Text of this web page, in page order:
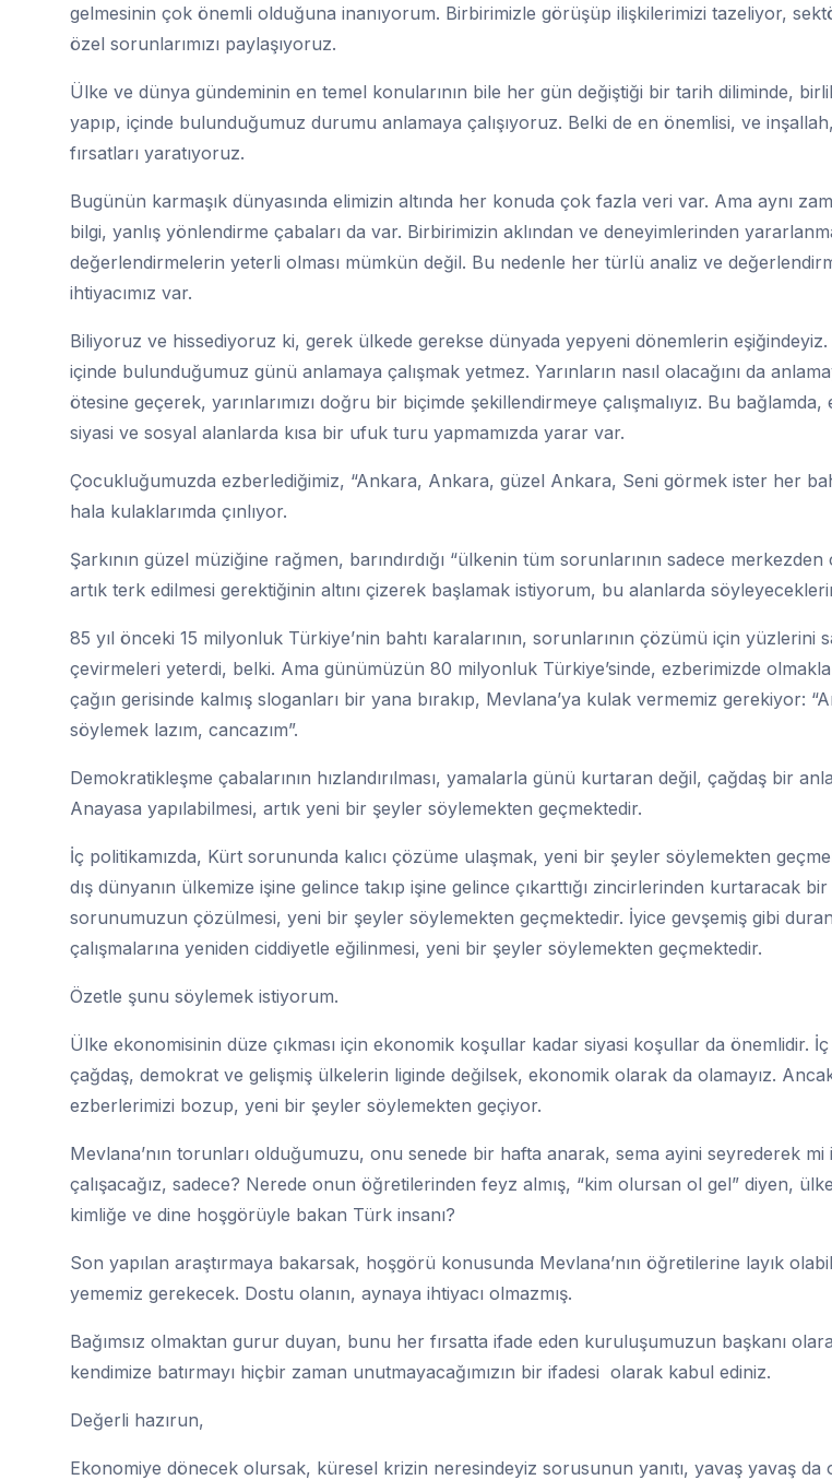
gelmesinin çok önemli olduğuna inanıyorum. Birbirimizle görüşüp ilişkilerimizi tazeliyor,
özel sorunlarımızı paylaşıyoruz.
Ülke ve dünya gündeminin en temel konularının bile her gün değiştiği bir tarih diliminde,
yapıp, içinde bulunduğumuz durumu anlamaya çalışıyoruz. Belki de en önemlisi, ve
fırsatları yaratıyoruz.
Bugünün karmaşık dünyasında elimizin altında her konuda çok fazla veri var. Ama aynı
bilgi, yanlış yönlendirme çabaları da var. Birbirimizin aklından ve deneyimlerinden
değerlendirmelerin yeterli olması mümkün değil. Bu nedenle her türlü analiz ve
ihtiyacımız var.
Biliyoruz ve hissediyoruz ki, gerek ülkede gerekse dünyada yepyeni dönemlerin
içinde bulunduğumuz günü anlamaya çalışmak yetmez. Yarınların nasıl olacağını da
ötesine geçerek, yarınlarımızı doğru bir biçimde şekillendirmeye çalışmalıyız. Bu
siyasi ve sosyal alanlarda kısa bir ufuk turu yapmamızda yarar var.
Çocukluğumuzda ezberlediğimiz, “Ankara, Ankara, güzel Ankara, Seni görmek ister her
hala kulaklarımda çınlıyor.
Şarkının güzel müziğine rağmen, barındırdığı “ülkenin tüm sorunlarının sadece merkezden
artık terk edilmesi gerektiğinin altını çizerek başlamak istiyorum, bu alanlarda
85 yıl önceki 15 milyonluk Türkiye’nin bahtı karalarının, sorunlarının çözümü için yüzlerini
çevirmeleri yeterdi, belki. Ama günümüzün 80 milyonluk Türkiye’sinde, ezberimizde
çağın gerisinde kalmış sloganları bir yana bırakıp, Mevlana’ya kulak vermemiz gerekiyor:
söylemek lazım, cancazım”.
Demokratikleşme çabalarının hızlandırılması, yamalarla günü kurtaran değil, çağdaş bir
Anayasa yapılabilmesi, artık yeni bir şeyler söylemekten geçmektedir.
İç politikamızda, Kürt sorununda kalıcı çözüme ulaşmak, yeni bir şeyler söylemekten
dış dünyanın ülkemize işine gelince takıp işine gelince çıkarttığı zincirlerinden kurtaracak bir
sorunumuzun çözülmesi, yeni bir şeyler söylemekten geçmektedir. İyice gevşemiş gibi
çalışmalarına yeniden ciddiyetle eğilinmesi, yeni bir şeyler söylemekten geçmektedir.
Özetle şunu söylemek istiyorum.
Ülke ekonomisinin düze çıkması için ekonomik koşullar kadar siyasi koşullar da önemlidir. İç
çağdaş, demokrat ve gelişmiş ülkelerin liginde değilsek, ekonomik olarak da olamayız.
ezberlerimizi bozup, yeni bir şeyler söylemekten geçiyor.
Mevlana’nın torunları olduğumuzu, onu senede bir hafta anarak, sema ayini seyrederek mi
çalışacağız, sadece? Nerede onun öğretilerinden feyz almış, “kim olursan ol gel” diyen,
kimliğe ve dine hoşgörüyle bakan Türk insanı?
Son yapılan araştırmaya bakarsak, hoşgörü konusunda Mevlana’nın öğretilerine layık
yememiz gerekecek. Dostu olanın, aynaya ihtiyacı olmazmış.
Bağımsız olmaktan gurur duyan, bunu her fırsatta ifade eden kuruluşumuzun başkanı
kendimize batırmayı hiçbir zaman unutmayacağımızın bir ifadesi olarak kabul ediniz.
Değerli hazırun,
Ekonomiye dönecek olursak, küresel krizin neresindeyiz sorusunun yanıtı, yavaş yavaş da